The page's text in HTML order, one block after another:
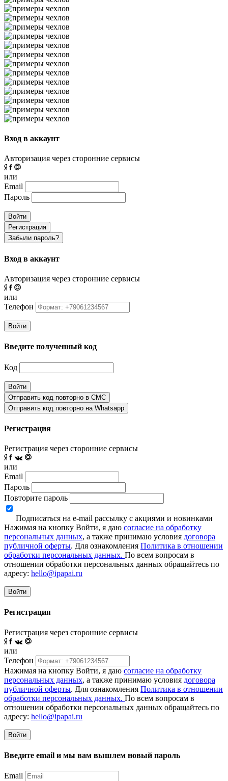
Вход в аккаунт
Авторизация через сторонние сервисы
или
Email
Пароль
Войти
Регистрация
Забыли пароль?
Вход в аккаунт
Авторизация через сторонние сервисы
или
Телефон
Войти
Введите полученный код
Код
Войти
Отправить код повторно в СМС
Отправить код повторно на Whatsapp
Регистрация
Регистрация через сторонние сервисы
или
Email
Пароль
Повторите пароль
Подписаться на e-mail рассылку с акциями и новинками
Нажимая на кнопку Войти, я даю согласие на обработку
персональных данных, а также принимаю условия договора
публичной оферты. Для ознакомления Политика в отношении
обработки персональных данных. По всем вопросам в
отношении обработки персональных данных обращайтесь по
адресу: hello@ipapai.ru
Войти
Регистрация
Регистрация через сторонние сервисы
или
Телефон
Нажимая на кнопку Войти, я даю согласие на обработку
персональных данных, а также принимаю условия договора
публичной оферты. Для ознакомления Политика в отношении
обработки персональных данных. По всем вопросам в
отношении обработки персональных данных обращайтесь по
адресу: hello@ipapai.ru
Войти
Введите email и мы вам вышлем новый пароль
Email